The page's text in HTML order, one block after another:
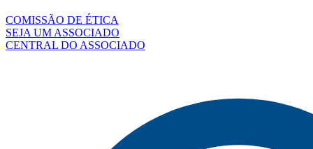
COMISSÃO DE ÉTICA
SEJA UM ASSOCIADO
CENTRAL DO ASSOCIADO